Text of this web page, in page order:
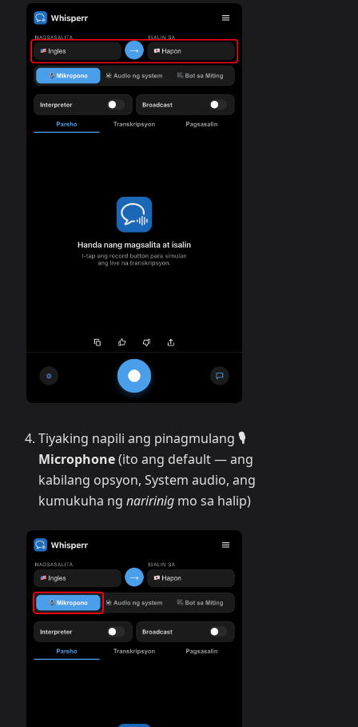
Tiyaking napili ang pinagmulang 🎙️
Microphone(ito ang default — ang
kabilang opsyon, System audio, ang
kumukuha ng naririnig mo sa halip)